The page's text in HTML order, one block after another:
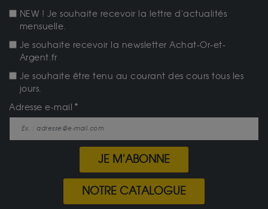
NEW ! Je souhaite recevoir la lettre d'actualités
mensuelle.
Je souhaite recevoir la newsletter Achat-Or-et-
Argent.fr
Je souhaite être tenu au courant des cours tous les
jours.
Adresse e-mail
JE M'ABONNE
NOTRE CATALOGUE